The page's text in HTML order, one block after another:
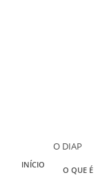
INÍCIO
O DIAP
O QUE É